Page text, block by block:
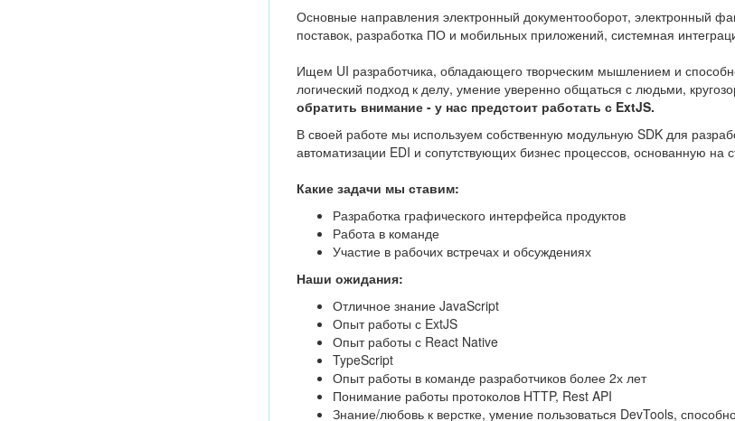
Основные направления электронный документооборот, электронный
поставок, разработка ПО и мобильных приложений, системная
Ищем UI разработчика, обладающего творческим мышлением и
логический подход к делу, умение уверенно общаться с людьми,
обратить внимание - у нас предстоит работать с ExtJS.
В своей работе мы используем собственную модульную SDK для
автоматизации EDI и сопутствующих бизнес процессов, основанную на
Какие задачи мы ставим:
Разработка графического интерфейса продуктов
Работа в команде
Участие в рабочих встречах и обсуждениях
Наши ожидания:
Отличное знание JavaScript
Опыт работы с ExtJS
Опыт работы с React Native
TypeScript
Опыт работы в команде разработчиков более 2х лет
Понимание работы протоколов HTTP, Rest API
Знание/любовь к верстке, умение пользоваться DevTools,